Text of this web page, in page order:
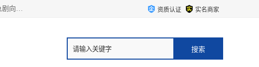
重庆仁邦钢材有限公司是西南地区钢铁物资企业家合资共同在重庆市成立的一家新型现代化钢铁销售公司；在如东部工业急剧向西部转移，西部大建工厂区及国家水利水电项目，我司力抓不断完善自我产品结构优化，让自己的钢铁产品广泛传播于这些大型再建项目 资质认证 实名商家